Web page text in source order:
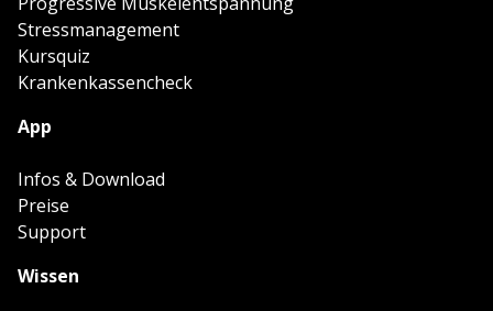
Stressmanagement
Kursquiz
Krankenkassencheck
App
Infos & Download
Preise
Support
Wissen